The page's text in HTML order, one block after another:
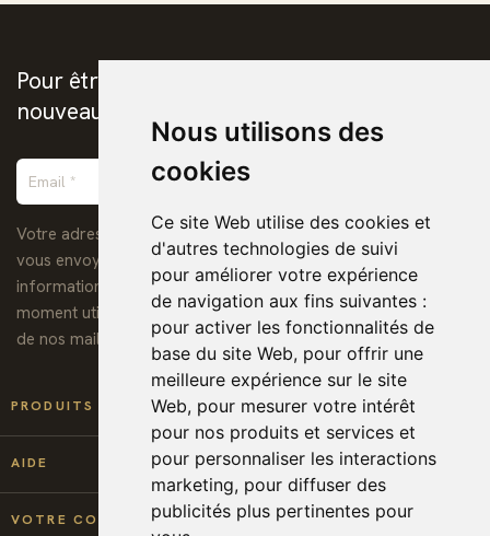
Nous utilisons des
cookies
Ce site Web utilise des cookies et
d'autres technologies de suivi
pour améliorer votre expérience
de navigation aux fins suivantes :
pour activer les fonctionnalités de
base du site Web, pour offrir une
meilleure expérience sur le site
Web, pour mesurer votre intérêt
pour nos produits et services et
pour personnaliser les interactions
marketing, pour diffuser des
publicités plus pertinentes pour
Pour être prévenus de la publication des
nouveaux ebooks chrétiens
Votre adresse de messagerie est uniquement utilisée pour
vous envoyer notre lettre d'information ainsi que des
informations concernant nos activités. Vous pouvez à tout
moment utiliser le lien de désabonnement intégré dans chacun
de nos mails.
PRODUITS
AIDE
VOTRE COMPTE